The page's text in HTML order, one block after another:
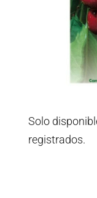
Solo
registrados.